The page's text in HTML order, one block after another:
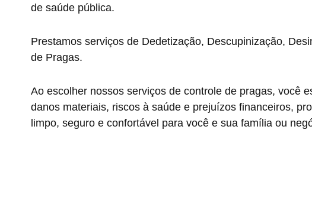
de saúde pública.
Prestamos serviços de Dedetização, Descupinização,
de Pragas.
Ao escolher nossos serviços de controle de pragas, você
danos materiais, riscos à saúde e prejuízos financeiros,
limpo, seguro e confortável para você e sua família ou